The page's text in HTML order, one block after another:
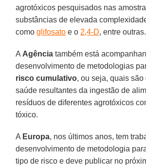
agrotóxicos pesquisados nas
substâncias de elevada
comoglifosato e o 2,4-D, entre outras.
A Agência também está
desenvolvimento de metodologias
risco cumulativo, ou seja, quais são
saúde resultantes da ingestão de
resíduos de diferentes agrotóxicos
tóxico.
A Europa, nos últimos anos, tem
desenvolvimento de metodologia
tipo de risco e deve publicar no